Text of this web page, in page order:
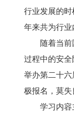
行业发展的
年来共为行业
随着当前国
过程中的安全
举办第二十
极报名，莫失
学习内容主